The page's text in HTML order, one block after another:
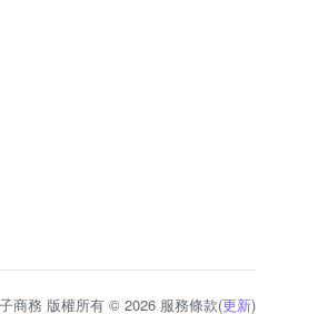
商務 版權所有 © 2026 服務條款(更新)